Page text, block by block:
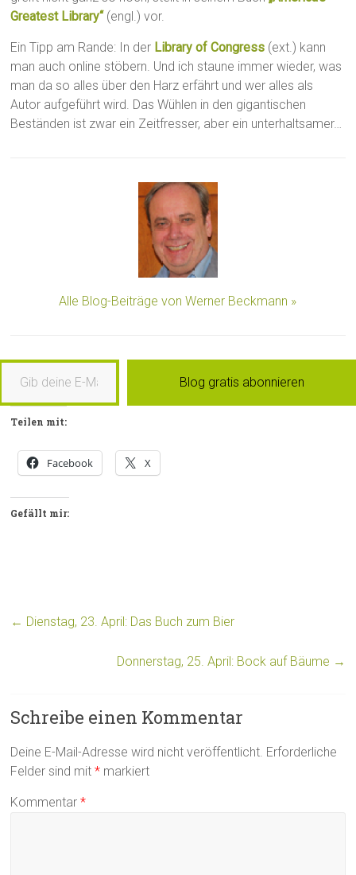
Greatest Library“(engl.) vor.
Ein Tipp am Rande: In der Library of Congress (ext.) kann
man auch online stöbern. Und ich staune immer wieder, was
man da so alles über den Harz erfährt und wer alles als
Autor aufgeführt wird. Das Wühlen in den gigantischen
Beständen ist zwar ein Zeitfresser, aber ein unterhaltsamer…
Alle Blog-Beiträge von Werner Beckmann »
E-Mail-Adresse ein …
Blog gratis abonnieren
Teilen mit:
Facebook X
Gefällt mir:
← Dienstag, 23. April: Das Buch zum Bier
Donnerstag, 25. April: Bock auf Bäume →
Schreibe einen Kommentar
Deine E-Mail-Adresse wird nicht veröffentlicht. Erforderliche
Felder sind mit* markiert
Kommentar*